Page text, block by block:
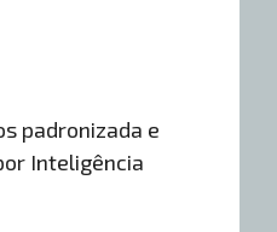
padronizada e
Inteligência